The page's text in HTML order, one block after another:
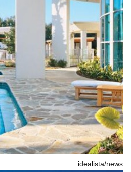
idealista/news